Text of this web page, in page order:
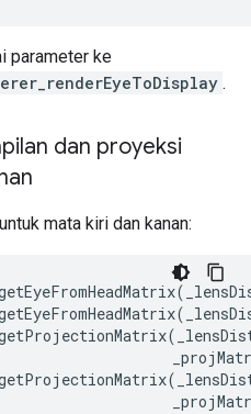
parameter ke
.
dan proyeksi
mata kiri dan kanan:
(
(
(
(